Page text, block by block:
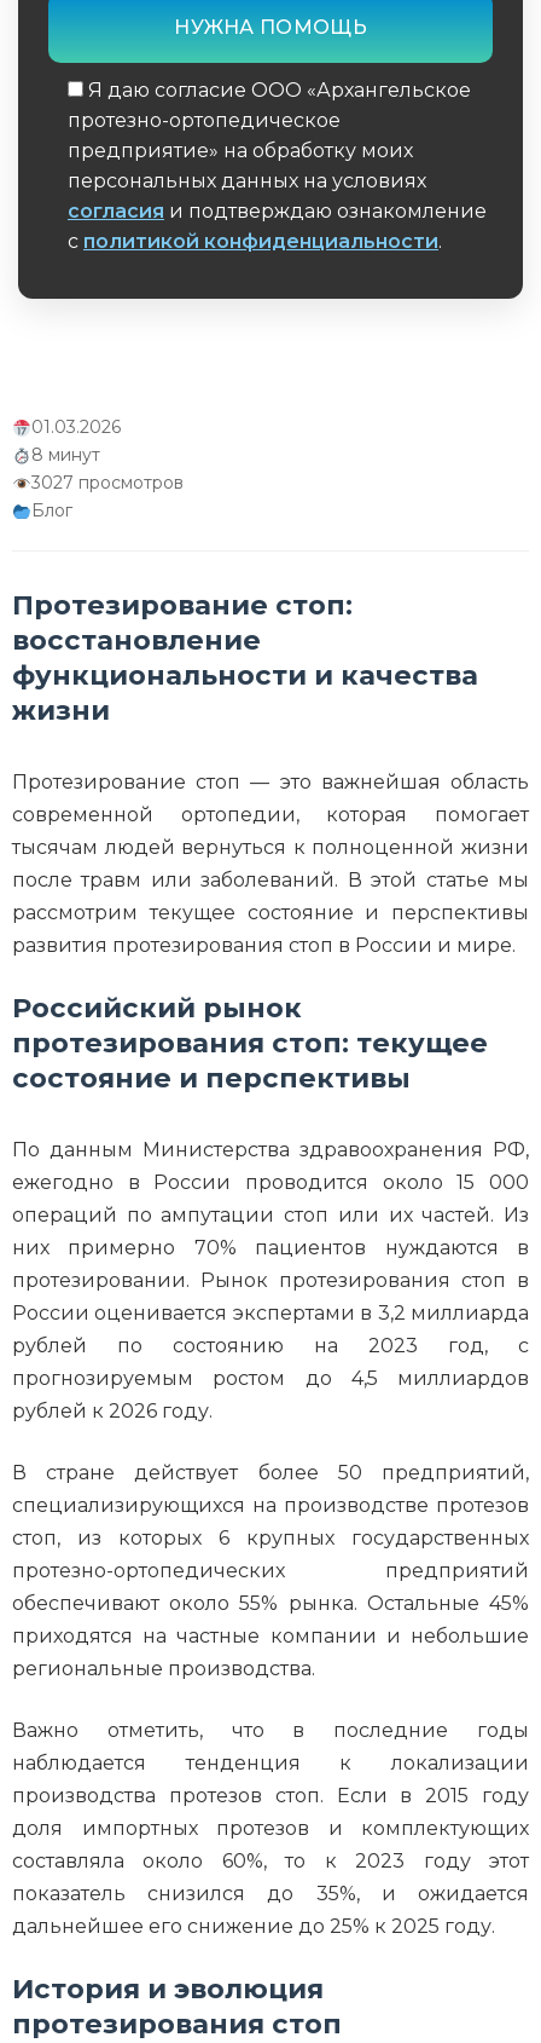
Дизайн и эстетика протезов стоп
Перспективы развития протезирования
стоп
стоп (продолжение)
Экологический аспект производства
Я даю согласие ООО «Архангельское
протезно-ортопедическое
предприятие» на обработку моих
персональных данных на условиях
согласия и подтверждаю ознакомление
с политикой конфиденциальности.
01.03.2026
8 минут
3027 просмотров
Блог
Протезирование стоп:
восстановление
функциональности и качества
жизни
Протезирование стоп — это важнейшая область
современной ортопедии, которая помогает
тысячам людей вернуться к полноценной жизни
после травм или заболеваний. В этой статье мы
рассмотрим текущее состояние и перспективы
развития протезирования стоп в России и мире.
Российский рынок
протезирования стоп: текущее
состояние и перспективы
По данным Министерства здравоохранения РФ,
ежегодно в России проводится около 15 000
операций по ампутации стоп или их частей. Из
них примерно 70% пациентов нуждаются в
протезировании. Рынок протезирования стоп в
России оценивается экспертами в 3,2 миллиарда
рублей по состоянию на 2023 год, с
прогнозируемым ростом до 4,5 миллиардов
рублей к 2026 году.
В стране действует более 50 предприятий,
специализирующихся на производстве протезов
стоп, из которых 6 крупных государственных
протезно-ортопедических предприятий
обеспечивают около 55% рынка. Остальные 45%
приходятся на частные компании и небольшие
региональные производства.
Важно отметить, что в последние годы
наблюдается тенденция к локализации
производства протезов стоп. Если в 2015 году
доля импортных протезов и комплектующих
составляла около 60%, то к 2023 году этот
показатель снизился до 35%, и ожидается
дальнейшее его снижение до 25% к 2025 году.
История и эволюция
протезирования стоп